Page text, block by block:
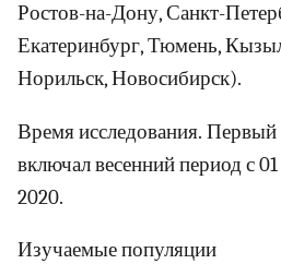
Ростов-на-Дону, Санкт-
Екатеринбург, Тюмень,
Норильск, Новосибирск).
Время исследования. Первый
включал весенний период с
2020.
Изучаемые популяции